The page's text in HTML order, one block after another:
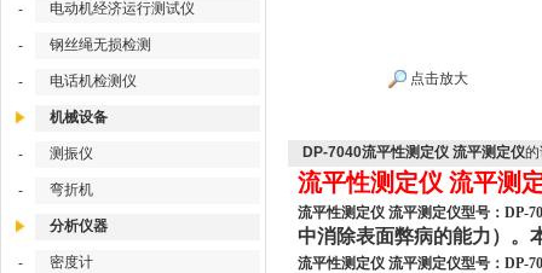
- 电动机经济运行测试仪
- 钢丝绳无损检测
- 电话机检测仪
机械设备
- 测振仪
- 弯折机
分析仪器
- 密度计
点击放大
DP-7040流平性测定仪 流平测定仪
流平性测定仪 流平测
流平性测定仪 流平测定仪型号：DP-
中消除表面弊病的能力）。
流平性测定仪 流平测定仪型号：DP-